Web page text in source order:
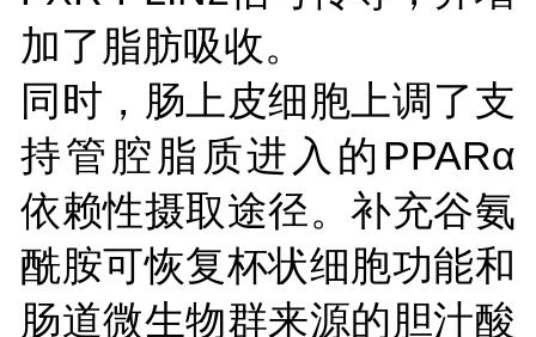
加了脂肪吸收。
同时，肠上皮细胞上调了支
持管腔脂质进入的PPARα
依赖性摄取途径。补充谷氨
酰胺可恢复杯状细胞功能和
肠道微生物群来源的胆汁酸